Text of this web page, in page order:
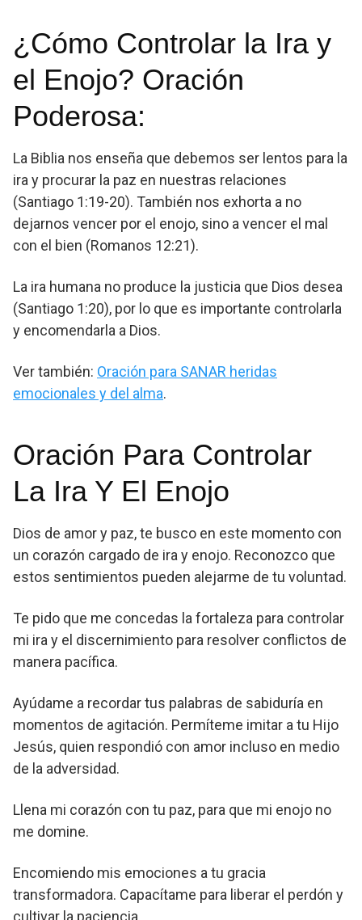
¿Cómo Controlar la Ira y
el Enojo? Oración
Poderosa:
La Biblia nos enseña que debemos ser lentos para la
ira y procurar la paz en nuestras relaciones
(Santiago 1:19-20). También nos exhorta a no
dejarnos vencer por el enojo, sino a vencer el mal
con el bien (Romanos 12:21).
La ira humana no produce la justicia que Dios desea
(Santiago 1:20), por lo que es importante controlarla
y encomendarla a Dios.
Ver también: Oración para SANAR heridas
emocionales y del alma.
Oración Para Controlar
La Ira Y El Enojo
Dios de amor y paz, te busco en este momento con
un corazón cargado de ira y enojo. Reconozco que
estos sentimientos pueden alejarme de tu voluntad.
Te pido que me concedas la fortaleza para controlar
mi ira y el discernimiento para resolver conflictos de
manera pacífica.
Ayúdame a recordar tus palabras de sabiduría en
momentos de agitación. Permíteme imitar a tu Hijo
Jesús, quien respondió con amor incluso en medio
de la adversidad.
Llena mi corazón con tu paz, para que mi enojo no
me domine.
Encomiendo mis emociones a tu gracia
transformadora. Capacítame para liberar el perdón y
cultivar la paciencia.